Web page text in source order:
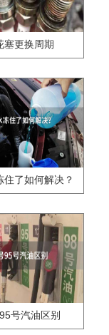
塞更换周期
住了如何解决？
号汽油区别